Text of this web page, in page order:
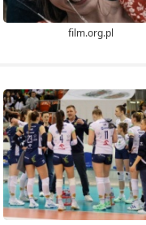
film.org.pl